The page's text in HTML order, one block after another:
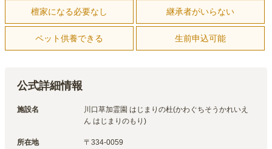
檀家になる必要なし 継承者がいらない
ペット供養できる 生前申込可能
公式詳細情報
施設名
川口草加霊園 はじまりの杜(かわぐちそうかれいえ
ん はじまりのもり)
所在地 〒 334-0059